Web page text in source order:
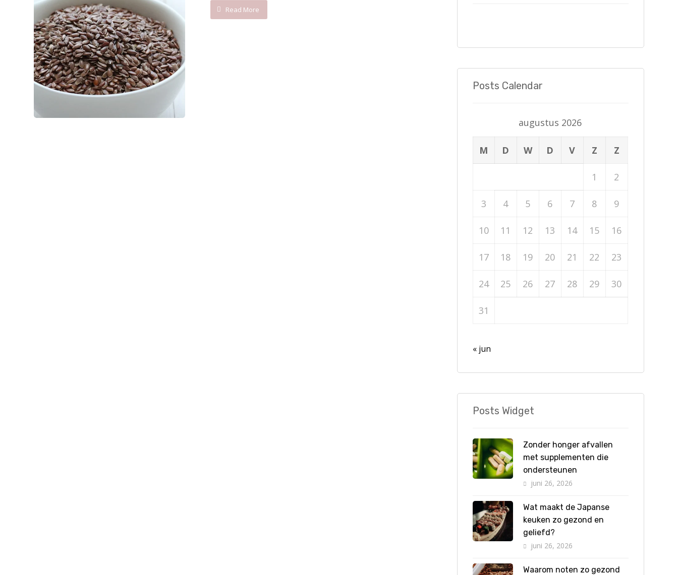
Read More
Posts Calendar
augustus 2026
M D W D V Z Z
1 2
3 4 5 6 7 8 9
10 11 12 13 14 15 16
17 18 19 20 21 22 23
24 25 26 27 28 29 30
31
« jun
Posts Widget
Zonder honger afvallen
met supplementen die
ondersteunen
juni 26, 2026
Wat maakt de Japanse
keuken zo gezond en
geliefd?
juni 26, 2026
Waarom noten zo gezond